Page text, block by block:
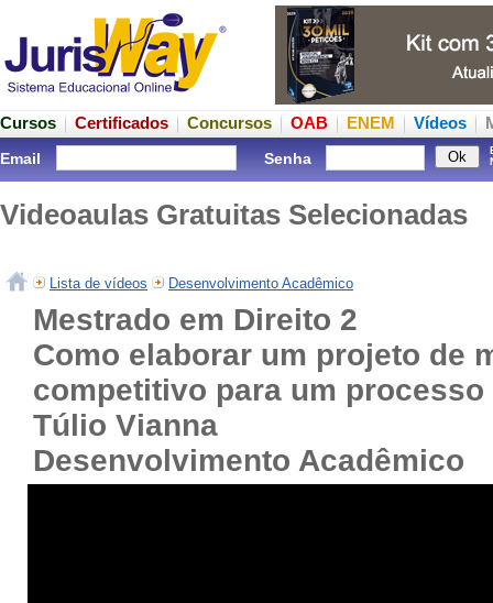
Cursos Certificados Concursos OAB ENEM Vídeos
Email Senha
Videoaulas Gratuitas Selecionadas
Lista de vídeos Desenvolvimento Acadêmico
Mestrado em Direito 2
Como elaborar um projeto de
competitivo para um
Túlio Vianna
Desenvolvimento Acadêmico